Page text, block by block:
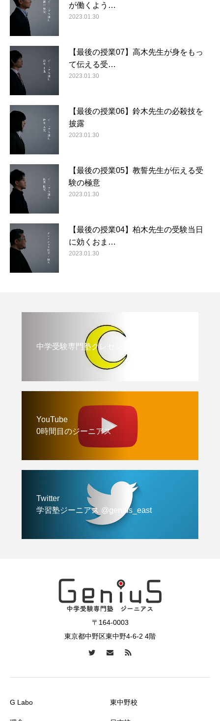
が働くよう…
2023.01.30
【最後の授業07】高木先生が身をもっ
て伝える受…
2023.01.30
【最後の授業06】鈴木先生の必殺技を
披露
2023.01.30
【最後の授業05】教誓先生が伝える受
験の極意
2023.01.30
【最後の授業04】柏木先生の受験当日
に効くおま…
2023.01.30
中学受験専門塾クレセント
YouTube
0時間目のジーニアス
Twitter
学習塾ジーニアス @genius_east
〒164-0003
東京都中野区東中野4-6-2 4階
G Labo 東中野校